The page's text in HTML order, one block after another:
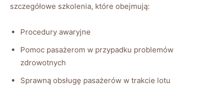
szczegółowe szkolenia, które obejmują:
Procedury awaryjne
Pomoc pasażerom w przypadku problemów
zdrowotnych
Sprawną obsługę pasażerów w trakcie lotu